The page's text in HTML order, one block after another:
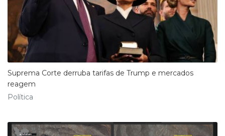
Suprema Corte derruba tarifas de Trump e mercados
reagem
Política